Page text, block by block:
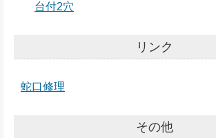
台付2穴
リンク
蛇口修理
その他